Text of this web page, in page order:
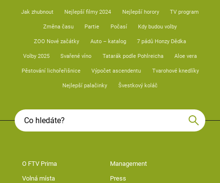
Jak zhubnout Nejlepší filmy 2024 Nejlepší horory TV program
Změna času Partie Počasí Kdy budou volby
ZOO Nové začátky Auto – katalog 7 pádů Honzy Dědka
Volby 2025 Svařené víno Tatarák podle Pohlreicha Aloe vera
Pěstování lichořeřišnice Výpočet ascendentu Tvarohové knedlíky
Nejlepší palačinky Švestkový koláč
O FTV Prima Management
Volná místa Press